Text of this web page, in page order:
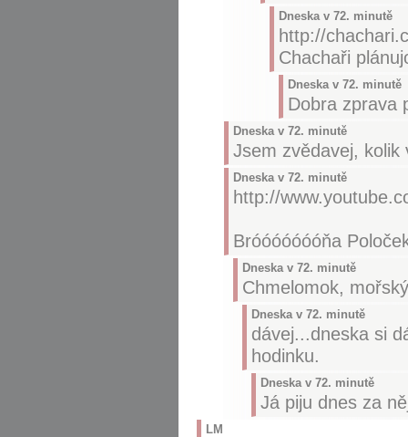
Dneska v 72. minutě
http://
Chachaři
Dneska v 72. minutě
Dobra zprava
Dneska v 72. minutě
Jsem zvědavej,
Dneska v 72. minutě
http://
Bróóóóóóóňa
Dneska v 72. minutě
Chmelomok,
Dneska v 72. minutě
dávej...dneska si
hodinku.
Dneska v 72. minutě
Já piju dnes za
LM